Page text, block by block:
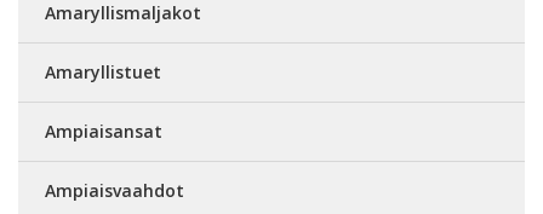
Amaryllismaljakot
Amaryllistuet
Ampiaisansat
Ampiaisvaahdot